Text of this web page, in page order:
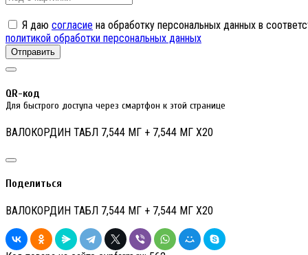
Я даю согласие на обработку персональных данных в
политикой обработки персональных данных
Отправить
QR-код
Для быстрого доступа через смартфон к этой странице
ВАЛОКОРДИН ТАБЛ 7,544 МГ + 7,544 МГ Х20
Поделиться
ВАЛОКОРДИН ТАБЛ 7,544 МГ + 7,544 МГ Х20